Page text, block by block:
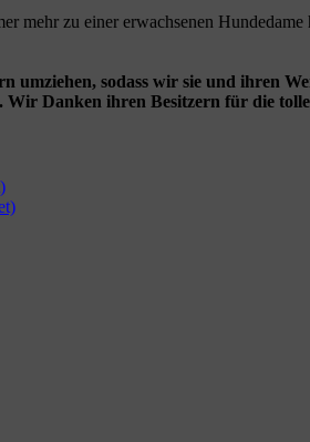
mehr zu einer erwachsenen
sodass wir sie und ihren
Danken ihren Besitzern für die